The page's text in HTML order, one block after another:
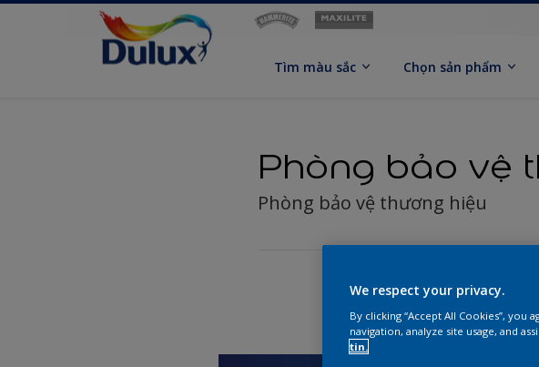
Tìm màu sắc Chọn sản phẩm
Phòng bảo vệ
Phòng bảo vệ thương hiệu
We respect your privacy.
By clicking “Accept All Cookies”,
navigation, analyze site usage, and
tin.